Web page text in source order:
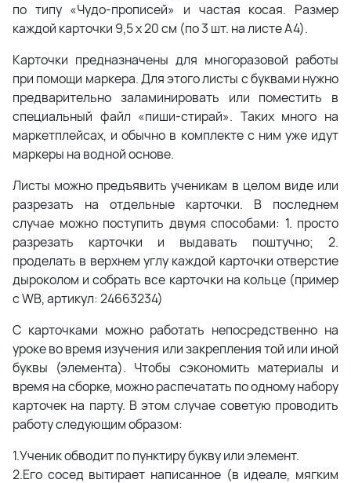
по типу «Чудо-прописей» и частая косая. Размер
каждой карточки 9,5 х 20 см (по 3 шт. на листе А4).
Карточки предназначены для многоразовой работы
при помощи маркера. Для этого листы с буквами нужно
предварительно заламинировать или поместить в
специальный файл «пиши-стирай». Таких много на
маркетплейсах, и обычно в комплекте с ним уже идут
маркеры на водной основе.
Листы можно предъявить ученикам в целом виде или
разрезать на отдельные карточки. В последнем
случае можно поступить двумя способами: 1. просто
разрезать карточки и выдавать поштучно; 2.
проделать в верхнем углу каждой карточки отверстие
дыроколом и собрать все карточки на кольце (пример
с WB, артикул: 24663234)
С карточками можно работать непосредственно на
уроке во время изучения или закрепления той или иной
буквы (элемента). Чтобы сэкономить материалы и
время на сборке, можно распечатать по одному набору
карточек на парту. В этом случае советую проводить
работу следующим образом:
1.Ученик обводит по пунктиру букву или элемент.
2.Его сосед вытирает написанное (в идеале, мягким